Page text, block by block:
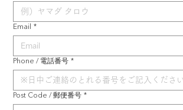
Email *
Phone / 電話番号 *
Post Code / 郵便番号 *